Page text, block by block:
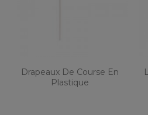
Drapeaux De Course En
Plastique